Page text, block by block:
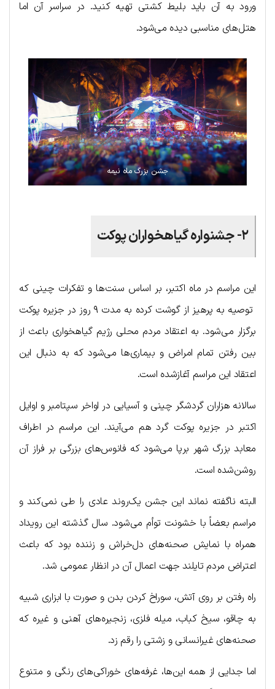
ورود به آن باید بلیط کشتی تهیه کنید. در سراسر آن اما
هتل‌های مناسبی دیده می‌شود.
جشن بزرگ ماه نیمه
۲- جشنواره گیاهخواران پوکت
این مراسم در ماه اکتبر، بر اساس سنت‌ها و تفکرات چینی که
توصیه به پرهیز از گوشت کرده به مدت ۹ روز در جزیره پوکت
برگزار می‌شود. به اعتقاد مردم محلی رژیم گیاهخواری باعث از
بین رفتن تمام امراض و بیماری‌ها می‌شود که به دنبال این
اعتقاد این مراسم آغازشده است.
سالانه هزاران گردشگر چینی و آسیایی در اواخر سپتامبر و اوایل
اکتبر در جزیره پوکت گرد هم می‌آیند. این مراسم در اطراف
معابد بزرگ شهر برپا می‌شود که فانوس‌های بزرگی بر فراز آن
روشن‌شده است.
البته ناگفته نماند این جشن یک‌روند عادی را طی نمی‌کند و
مراسم بعضاً با خشونت توأم می‌شود. سال گذشته این رویداد
همراه با نمایش صحنه‌های دل‌خراش و زننده بود که باعث
اعتراض مردم تایلند جهت اعمال آن در انظار عمومی شد.
راه رفتن بر روی آتش، سوراخ کردن بدن و صورت با ابزاری شبیه
به چاقو، سیخ کباب، میله فلزی، زنجیره‌های آهنی و غیره که
صحنه‌های غیرانسانی و زشتی را رقم زد.
اما جدایی از همه این‌ها، غرفه‌های خوراکی‌های رنگی و متنوع